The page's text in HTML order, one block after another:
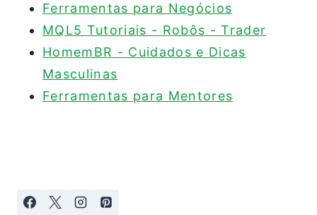
Ferramentas para Negócios
MQL5 Tutoriais - Robôs - Trader
HomemBR - Cuidados e Dicas
Masculinas
Ferramentas para Mentores